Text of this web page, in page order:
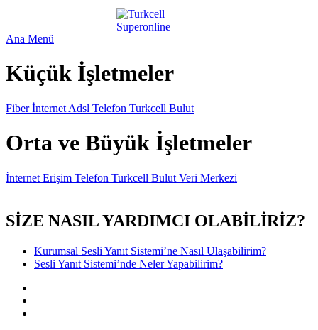
Ana Menü
Küçük İşletmeler
Fiber İnternet Adsl Telefon Turkcell Bulut
Orta ve Büyük İşl​etmeler
İnternet Erişim Telefon Turkcell​ Bulut Veri Merkezi
SİZE NASIL YARDIMCI OLABİLİRİZ?
Kurumsal Sesli Yanıt Sistemi’ne Nasıl Ulaşabilirim?
Sesli Yanıt Sistemi’nde Neler Yapabilirim?